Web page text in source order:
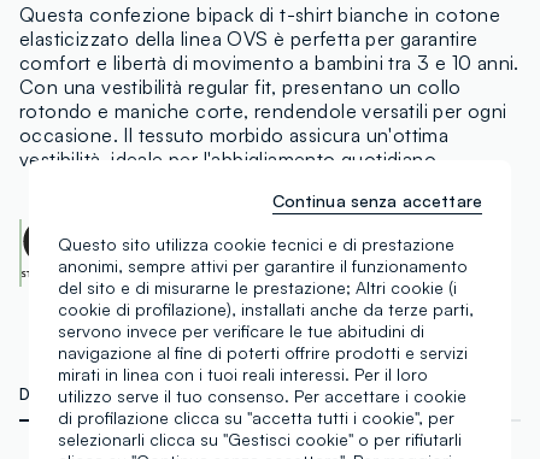
Questa confezione bipack di t-shirt bianche in cotone
elasticizzato della linea OVS è perfetta per garantire
comfort e libertà di movimento a bambini tra 3 e 10 anni.
Con una vestibilità regular fit, presentano un collo
rotondo e maniche corte, rendendole versatili per ogni
occasione. Il tessuto morbido assicura un'ottima
vestibilità, ideale per l'abbigliamento quotidiano.
CENTROCOT:0906991.O
Scopri di più
DETTAGLI TECNICI MATERIALI E FILIERA
Questo sito utilizza cookie tecnici e di prestazione
anonimi, sempre attivi per garantire il funzionamento
del sito e di misurarne le prestazione; Altri cookie (i
cookie di profilazione), installati anche da terze parti,
servono invece per verificare le tue abitudini di
navigazione al fine di poterti offrire prodotti e servizi
mirati in linea con i tuoi reali interessi. Per il loro
utilizzo serve il tuo consenso. Per accettare i cookie
di profilazione clicca su "accetta tutti i cookie", per
selezionarli clicca su "Gestisci cookie" o per rifiutarli
Continua senza accettare